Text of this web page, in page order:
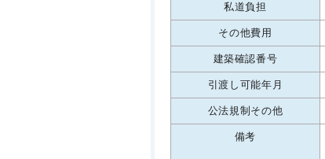
私道負担
その他費用
建築確認番号
引渡し可能年月
公法規制その他
備考